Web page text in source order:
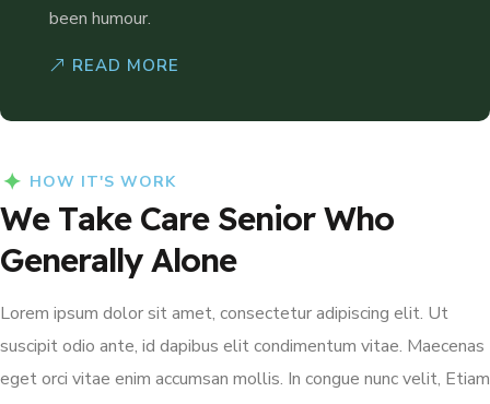
been humour.
READ MORE
HOW IT'S WORK
We Take Care Senior Who
Generally Alone
Lorem ipsum dolor sit amet, consectetur adipiscing elit. Ut
suscipit odio ante, id dapibus elit condimentum vitae. Maecenas
eget orci vitae enim accumsan mollis. In congue nunc velit, Etiam